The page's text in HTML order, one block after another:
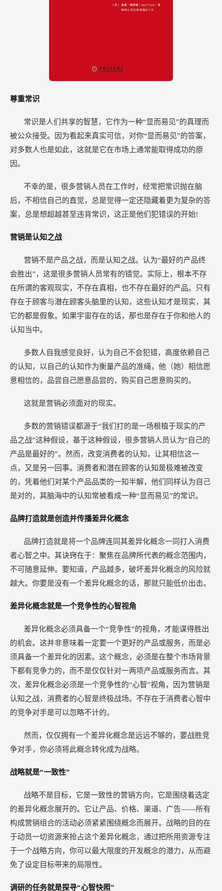
尊重常识
常识是人们共享的智慧，它作为一种“显而易见”的真理而
被公众接受。因为看起来真实可信，对你“显而易见”的答案，
对多数人也是如此，这就是它在市场上通常能取得成功的原
因。
不幸的是，很多营销人员在工作时，经常把常识抛在脑
后，不相信自己的直觉，总是觉得一定还隐藏着更为复杂的答
案，总是想超越甚至违背常识，这正是他们犯错误的开始!
营销是认知之战
营销不是产品之战，而是认知之战。认为“最好的产品终
会胜出”，这是很多营销人员常有的错觉。实际上，根本不存
在所谓的客观现实，不存在真相，也不存在最好的产品。只有
存在于顾客与潜在顾客头脑里的认知，这些认知才是现实，其
它的都是假象。如果宇宙存在的话，那也是存在于你和他人的
认知当中。
多数人自我感觉良好，认为自己不会犯错，高度依赖自己
的认知，以自己的认知作为衡量产品的准绳，他（她）相信愿
意相信的，品尝自己愿意品尝的，购买自己愿意购买的。
这就是营销必须面对的现实。
多数的营销错误都源于“我们打的是一场根植于现实的产
品之战”这种假设，基于这种假设，很多营销人员认为“自己的
产品是最好的”。然而，改变消费者的认知，让其相信这一
点，又是另一回事。消费者和潜在顾客的认知是极难被改变
的，凭着他们对某个产品品类的一知半解，他们同样认为自己
是对的，其脑海中的认知常被看成一种“显而易见”的常识。
品牌打造就是创造并传播差异化概念
品牌打造就是将一个品牌连同其差异化概念一同打入消费
者心智之中。其诀窍在于：聚焦在品牌所代表的概念范围内，
不可随意延伸。要知道，产品越多，破坏差异化概念的风险就
越大。你要是没有一个差异化概念的话，那就只能低价出击。
差异化概念就是一个竞争性的心智视角
差异化概念必须具备一个“竞争性”的视角，才能谋得胜出
的机会。这并非意味着一定要一个更好的产品或服务，而是必
须具备一个差异化的因素。这个概念，必须是在整个市场背景
下都有竞争力的，而不是仅仅针对一两项产品或服务而言。其
次，差异化概念必须是一个竞争性的“心智”视角，因为营销是
认知之战，消费者的心智是终极战场。不存在于消费者心智中
的竞争对手是可以忽略不计的。
然而，仅仅拥有一个差异化概念是远远不够的，要战胜竞
争对手，你必须将此概念转化成为战略。
战略就是“一致性”
战略不是目标，它是一致性的营销方向，它是围绕着选定
的差异化概念展开的。它让产品、价格、渠道、广告——所有
构成营销组合的活动必须紧紧围绕概念而展开。战略的目的在
于动员一切资源来抢占这个差异化概念，通过把所用资源专注
于一个战略方向，你可以最大限度的开发概念的潜力，从而避
免了设定目标带来的局限性。
调研的任务就是探寻“心智快照”